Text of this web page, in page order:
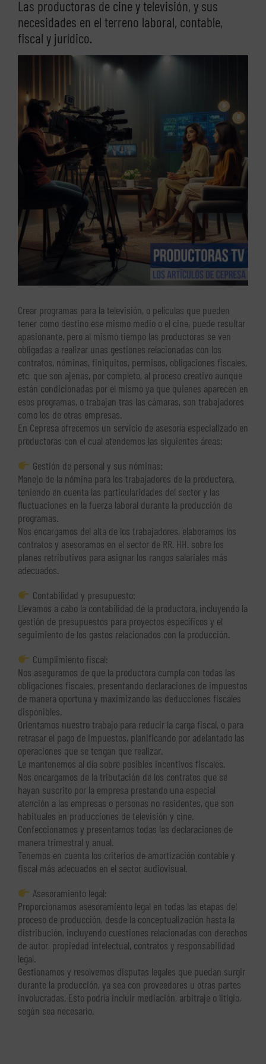
Las productoras de cine y televisión, y sus
necesidades en el terreno laboral, contable,
fiscal y jurídico.
grande
Crear programas para la televisión, o películas que pueden
tener como destino ese mismo medio o el cine, puede resultar
apasionante, pero al mismo tiempo las productoras se ven
obligadas a realizar unas gestiones relacionadas con los
contratos, nóminas, finiquitos, permisos, obligaciones fiscales,
etc, que son ajenas, por completo, al proceso creativo aunque
están condicionadas por el mismo ya que quienes aparecen en
esos programas, o trabajan tras las cámaras, son trabajadores
como los de otras empresas.
En Cepresa ofrecemos un servicio de asesoría especializado en
productoras con el cual atendemos las siguientes áreas:
Gestión de personal y sus nóminas:
Manejo de la nómina para los trabajadores de la productora,
teniendo en cuenta las particularidades del sector y las
fluctuaciones en la fuerza laboral durante la producción de
programas.
Nos encargamos del alta de los trabajadores, elaboramos los
contratos y asesoramos en el sector de RR. HH. sobre los
planes retributivos para asignar los rangos salariales más
adecuados.
Contabilidad y presupuesto:
Llevamos a cabo la contabilidad de la productora, incluyendo la
gestión de presupuestos para proyectos específicos y el
seguimiento de los gastos relacionados con la producción.
Cumplimiento fiscal:
Nos aseguramos de que la productora cumpla con todas las
obligaciones fiscales, presentando declaraciones de impuestos
de manera oportuna y maximizando las deducciones fiscales
disponibles.
Orientamos nuestro trabajo para reducir la carga fiscal, o para
retrasar el pago de impuestos, planificando por adelantado las
operaciones que se tengan que realizar.
Le mantenemos al día sobre posibles incentivos fiscales.
Nos encargamos de la tributación de los contratos que se
hayan suscrito por la empresa prestando una especial
atención a las empresas o personas no residentes, que son
habituales en producciones de televisión y cine.
Confeccionamos y presentamos todas las declaraciones de
manera trimestral y anual.
Tenemos en cuenta los criterios de amortización contable y
fiscal más adecuados en el sector audiovisual.
Asesoramiento legal:
Proporcionamos asesoramiento legal en todas las etapas del
proceso de producción, desde la conceptualización hasta la
distribución, incluyendo cuestiones relacionadas con derechos
de autor, propiedad intelectual, contratos y responsabilidad
legal.
Gestionamos y resolvemos disputas legales que puedan surgir
durante la producción, ya sea con proveedores u otras partes
involucradas. Esto podría incluir mediación, arbitraje o litigio,
según sea necesario.